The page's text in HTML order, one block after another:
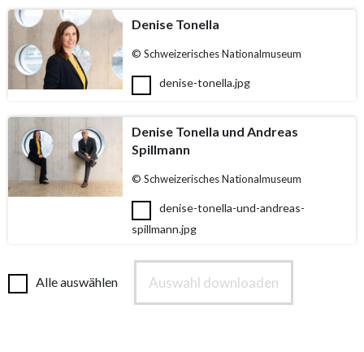
Denise Tonella
© Schweizerisches Nationalmuseum
denise-tonella.jpg
Denise Tonella und Andreas
Spillmann
© Schweizerisches Nationalmuseum
denise-tonella-und-andreas-
spillmann.jpg
Alle auswählen Auswahl downloaden